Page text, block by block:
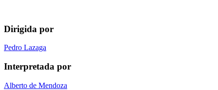
Dirigida por
Pedro Lazaga
Interpretada por
Alberto de Mendoza